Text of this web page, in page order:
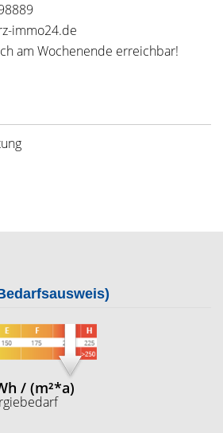
immo24.de
am Wochenende erreichbar!
/ (m²*a)